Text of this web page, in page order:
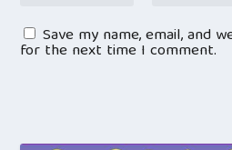
Save my name, email, and
for the next time I comment.